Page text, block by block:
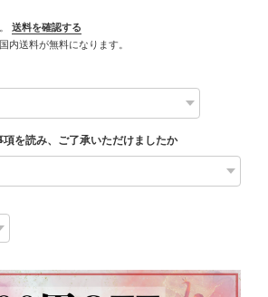
送料を確認する
内送料が無料になります。
を読み、ご了承いただけましたか